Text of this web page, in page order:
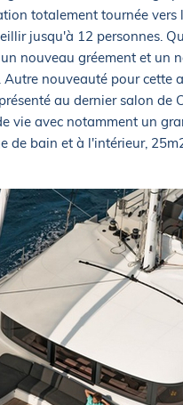
totalement tournée vers
jusqu'à 12 personnes.
nouveau gréement et un
nouveauté pour cette
au dernier salon de
vie avec notamment un
de bain et à l'intérieur,